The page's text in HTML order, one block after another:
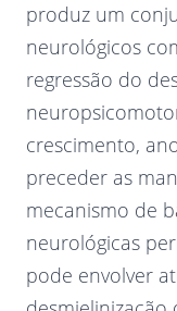
produz um
neurológicos
regressão do
crescimento,
preceder as
mecanismo de
neurológicas
pode envolver